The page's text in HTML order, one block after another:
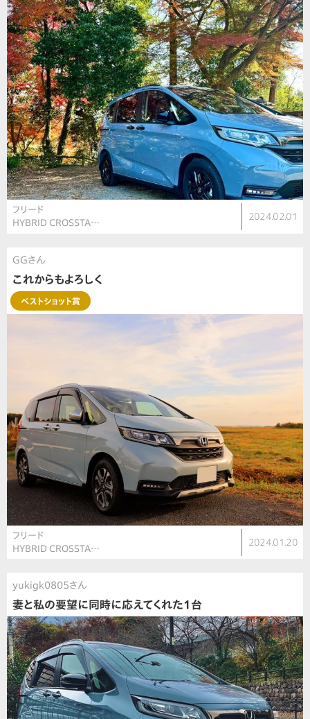
フリード
HYBRID CROSSTA…
2024.02.01
GGさん
これからもよろしく
ベストショット賞
フリード
HYBRID CROSSTA…
2024.01.20
yukigk0805さん
妻と私の要望に同時に応えてくれた1台